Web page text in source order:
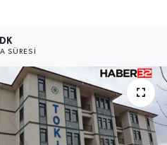
SÜRESI